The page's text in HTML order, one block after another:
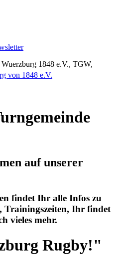
von 1848 e.V.
auf unserer
findet Ihr alle Infos zu
Trainingszeiten, Ihr findet
vieles mehr.
Rugby!"